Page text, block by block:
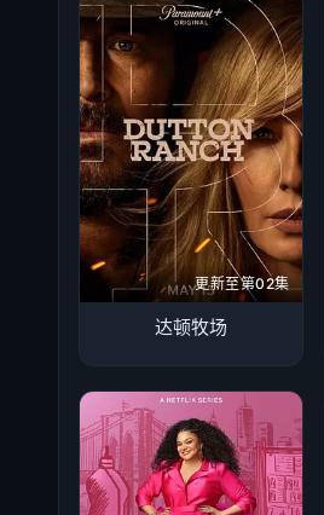
更新至第02集
达顿牧场